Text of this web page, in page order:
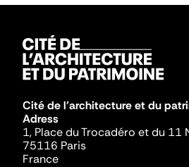
Cité de l'architecture et du
Adress
1, Place du Trocadéro et du 11
75116 Paris
France